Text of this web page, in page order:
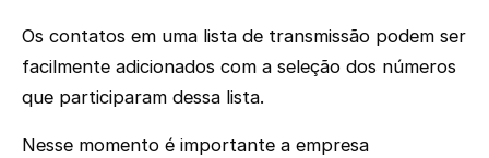
Os contatos em uma lista de transmissão podem ser
facilmente adicionados com a seleção dos números
que participaram dessa lista.
Nesse momento é importante a empresa